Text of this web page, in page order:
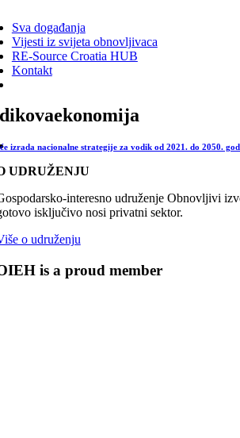
Sva događanja
Vijesti iz svijeta obnovljivaca
RE-Source Croatia HUB
Kontakt
izrada nacionalne strategije za vodik od 2021. do 2050.
UDRUŽENJU
interesno udruženje Obnovljivi
isključivo nosi privatni sektor.
o udruženju
is a proud member